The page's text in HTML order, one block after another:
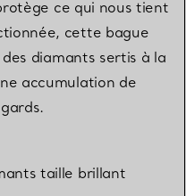
ce qui nous tient
cette bague
diamants sertis à la
accumulation de
taille brillant